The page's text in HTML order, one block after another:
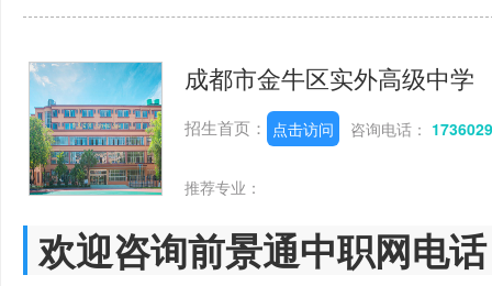
成都市金牛区实外高级中学
招生首页： 点击访问 咨询电话：
推荐专业：
欢迎咨询前景通中职网电